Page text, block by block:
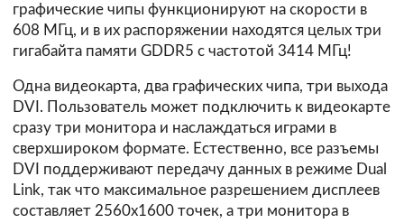
графические чипы функционируют на скорости в
608 МГц, и в их распоряжении находятся целых три
гигабайта памяти GDDR5 с частотой 3414 МГц!
Одна видеокарта, два графических чипа, три выхода
DVI. Пользователь может подключить к видеокарте
сразу три монитора и наслаждаться играми в
сверхшироком формате. Естественно, все разъемы
DVI поддерживают передачу данных в режиме Dual
Link, так что максимальное разрешением дисплеев
составляет 2560х1600 точек, а три монитора в